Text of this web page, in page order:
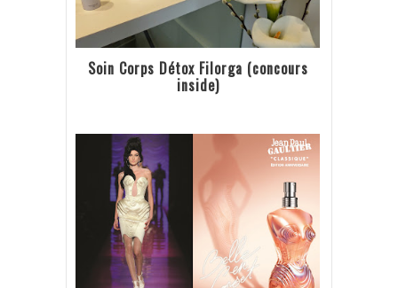
Soin Corps Détox Filorga (concours
inside)